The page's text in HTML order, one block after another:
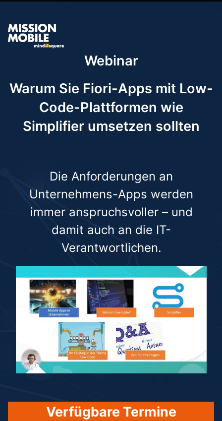
Webinar
Warum Sie Fiori-Apps mit Low-
Code-Plattformen wie
Simplifier umsetzen sollten
Die Anforderungen an
Unternehmens-Apps werden
immer anspruchsvoller – und
damit auch an die IT-
Verantwortlichen.
Verfügbare Termine